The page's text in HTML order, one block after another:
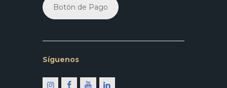
Botón de Pago
Síguenos